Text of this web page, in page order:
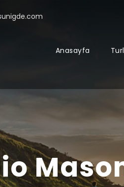
Anasayfa